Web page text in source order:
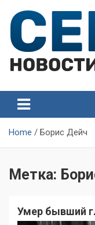
content
Севастополя
Home Борис Дейч
Метка:
Умер бывший